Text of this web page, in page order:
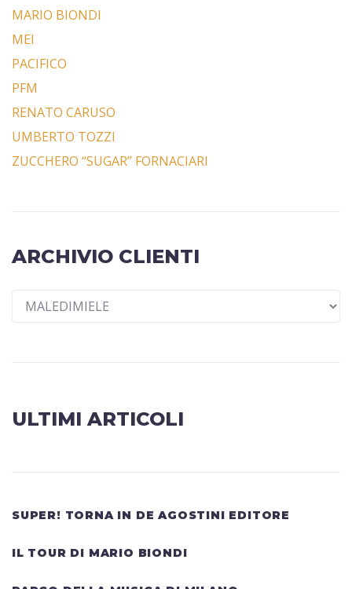
MARIO BIONDI
MEI
PACIFICO
PFM
RENATO CARUSO
UMBERTO TOZZI
ZUCCHERO “SUGAR” FORNACIARI
ARCHIVIO CLIENTI
ULTIMI ARTICOLI
SUPER! TORNA IN DE AGOSTINI EDITORE
IL TOUR DI MARIO BIONDI